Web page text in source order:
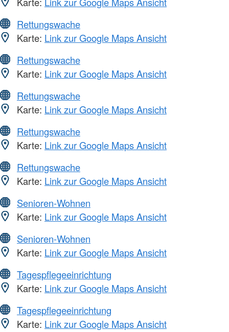
Rettungswache
Karte: Link zur Google Maps Ansicht
Rettungswache
Karte: Link zur Google Maps Ansicht
Rettungswache
Karte: Link zur Google Maps Ansicht
Rettungswache
Karte: Link zur Google Maps Ansicht
Rettungswache
Karte: Link zur Google Maps Ansicht
Senioren-Wohnen
Karte: Link zur Google Maps Ansicht
Senioren-Wohnen
Karte: Link zur Google Maps Ansicht
Tagespflegeeinrichtung
Karte: Link zur Google Maps Ansicht
Tagespflegeeinrichtung
Karte: Link zur Google Maps Ansicht